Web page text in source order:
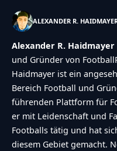
ALEXANDER R.
Alexander R. Haidmayer
und Gründer von
Haidmayer ist ein
Bereich Football und
führenden Plattform für
er mit Leidenschaft und
Footballs tätig und hat
diesem Gebiet gemacht.